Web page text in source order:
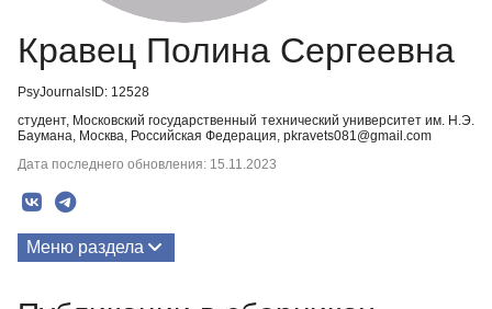
Кравец Полина Сергеевна
PsyJournalsID: 12528
студент, Московский государственный технический университет им. Н.Э.
Баумана, Москва, Российская Федерация, pkravets081@gmail.com
Дата последнего обновления: 15.11.2023
Меню раздела